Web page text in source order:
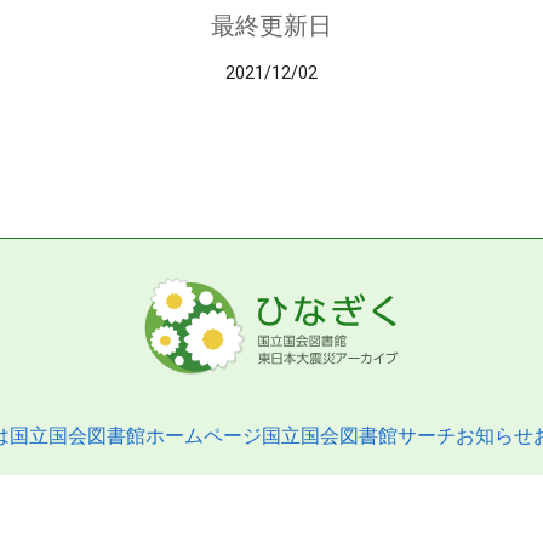
最終更新日
2021/12/02
国立国会図書館ホームページ国立国会図書館サーチお知らせ